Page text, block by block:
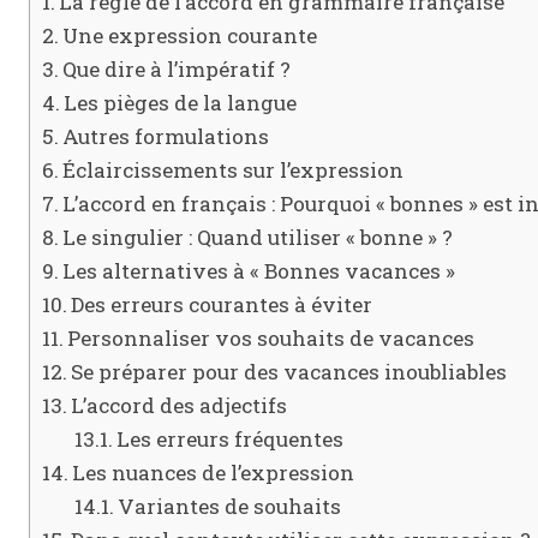
Une expression courante
Que dire à l’impératif ?
Les pièges de la langue
Autres formulations
Éclaircissements sur l’expression
L’accord en français : Pourquoi « bonnes » est
Le singulier : Quand utiliser « bonne » ?
Les alternatives à « Bonnes vacances »
Des erreurs courantes à éviter
Personnaliser vos souhaits de vacances
Se préparer pour des vacances inoubliables
L’accord des adjectifs
Les erreurs fréquentes
Les nuances de l’expression
Variantes de souhaits